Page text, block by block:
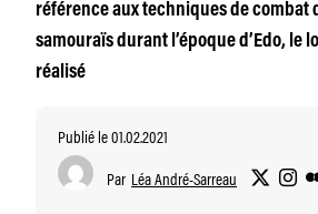
référence aux techniques de combat
samouraïs durant l’époque d’Edo, le
réalisé
Publié le 01.02.2021
Par Léa André-Sarreau